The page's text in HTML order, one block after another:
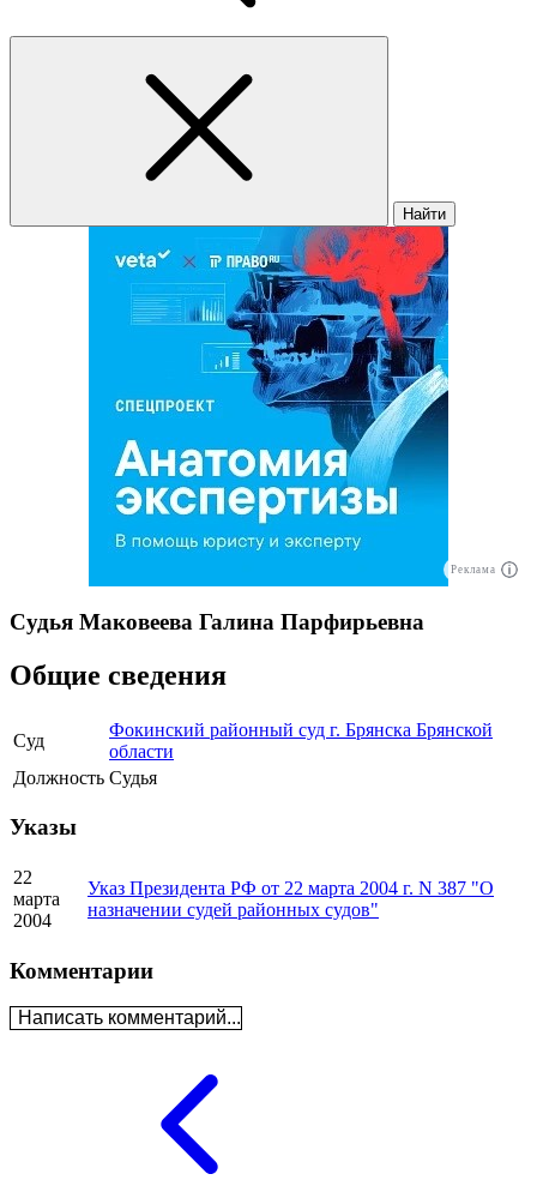
Найти
Реклама
Судья Маковеева Галина Парфирьевна
Общие сведения
Суд
Фокинский районный суд г. Брянска Брянской
области
Должность Судья
Указы
22
марта
2004
Указ Президента РФ от 22 марта 2004 г. N 387 "О
назначении судей районных судов"
Комментарии
Написать комментарий...